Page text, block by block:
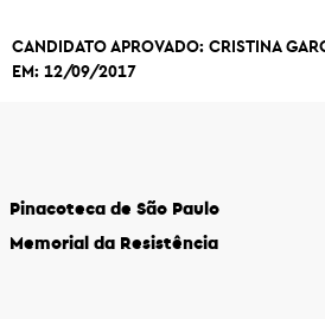
CANDIDATO APROVADO: CRISTINA
EM: 12/09/2017
Pinacoteca de São Paulo
Memorial da Resistência